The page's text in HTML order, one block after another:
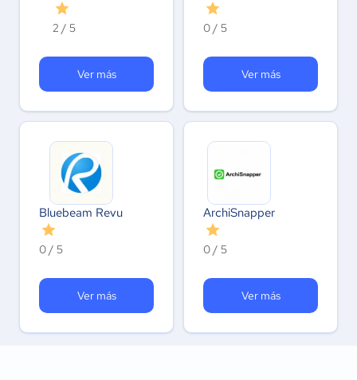
2 / 5
Ver más
0 / 5
Ver más
Bluebeam Revu
0 / 5
Ver más
ArchiSnapper
0 / 5
Ver más